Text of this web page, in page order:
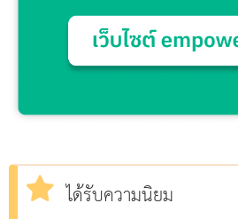
ได้รับความนิยม